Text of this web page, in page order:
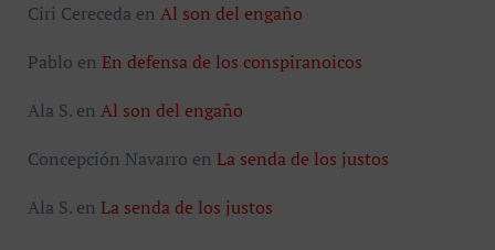
Ciri Cereceda en Al son del engaño
Pablo en En defensa de los conspiranoicos
Ala S.en Al son del engaño
Concepción Navarro en La senda de los justos
Ala S.en La senda de los justos